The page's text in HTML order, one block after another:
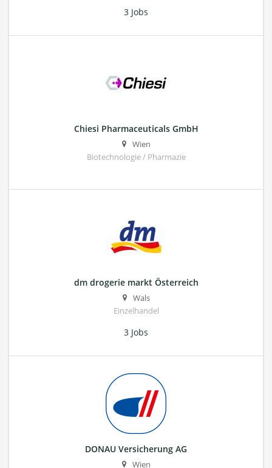
3 Jobs
Chiesi Pharmaceuticals GmbH
Wien
Biotechnologie / Pharmazie
dm drogerie markt Österreich
Wals
Einzelhandel
3 Jobs
DONAU Versicherung AG
Wien